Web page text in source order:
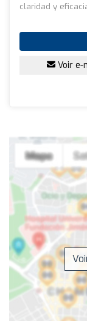
claridad y
Voir e-